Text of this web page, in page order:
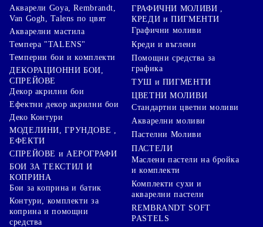
Акварели Goya, Rembrandt,
Van Gogh, Talens по цвят
Акварелни мастила
Темпера "TALENS"
Темперни бои и комплекти
ДЕКОРАЦИОННИ БОИ,
СПРЕЙОВЕ
Декор акрилни бои
Ефектни декор акрилни бои
Деко Контури
МОДЕЛИНИ, ГРУНДОВЕ ,
ЕФЕКТИ
СПРЕЙОВЕ и АЕРОГРАФИ
БОИ ЗА ТЕКСТИЛ И
КОПРИНА
Бои за коприна и батик
Контури, комплекти за
коприна и помощни
средства
ГРАФИЧНИ МОЛИВИ ,
КРЕДИ и ПИГМЕНТИ
Графични моливи
Креди и въглени
Помощни средства за
графика
ТУШ и ПИГМЕНТИ
ЦВЕТНИ МОЛИВИ
Стандартни цветни моливи
Акварелни моливи
Пастелни Моливи
ПАСТЕЛИ
Маслени пастели на бройка
и комплекти
Комплекти сухи и
акварелни пастели
REMBRANDT SOFT
PASTELS